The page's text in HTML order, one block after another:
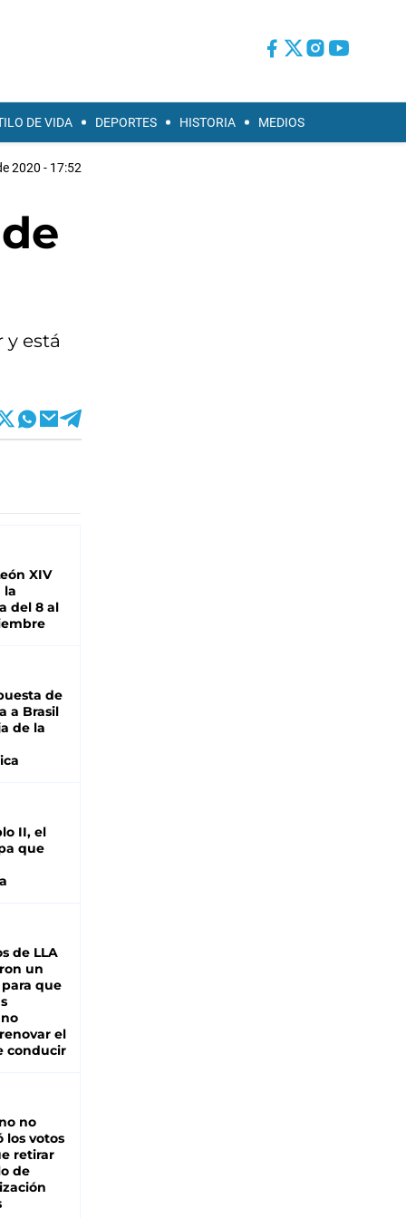
DE VIDA DEPORTES HISTORIA MEDIOS
2020 - 17:52
y está
XIV
la
del 8 al
de
a Brasil
de la
II, el
que
de LLA
un
que
el
conducir
no
los votos
retirar
de